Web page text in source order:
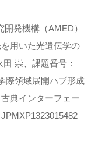
発機構（AMED）
用いた光遺伝学の
崇、課題番号：
際領域展開ハブ形成
典インターフェー